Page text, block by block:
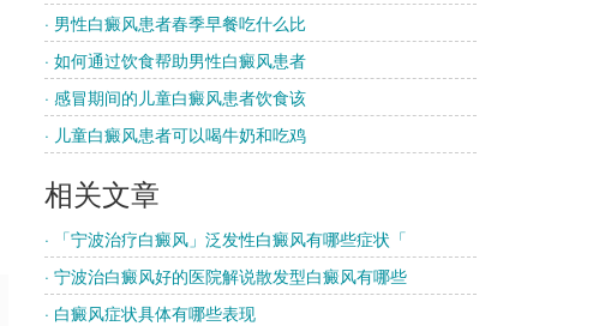
· 男性白癜风患者春季早餐吃什么比
· 如何通过饮食帮助男性白癜风患者
· 感冒期间的儿童白癜风患者饮食该
· 儿童白癜风患者可以喝牛奶和吃鸡
相关文章
· 「宁波治疗白癜风」泛发性白癜风有哪些症状「
· 宁波治白癜风好的医院解说散发型白癜风有哪些
· 白癜风症状具体有哪些表现